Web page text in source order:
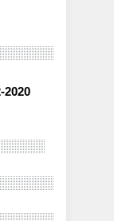
2020